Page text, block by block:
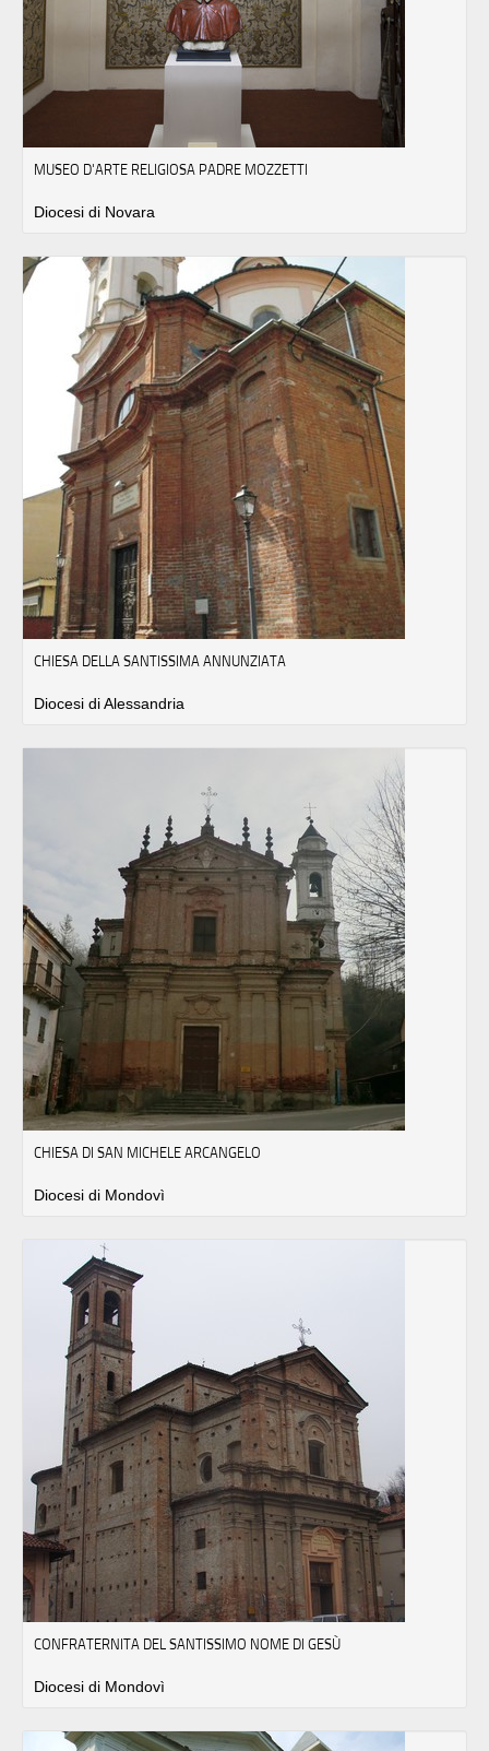
MUSEO D'ARTE RELIGIOSA PADRE MOZZETTI
Diocesi di Novara
CHIESA DELLA SANTISSIMA ANNUNZIATA
Diocesi di Alessandria
CHIESA DI SAN MICHELE ARCANGELO
Diocesi di Mondovì
CONFRATERNITA DEL SANTISSIMO NOME DI GESÙ
Diocesi di Mondovì